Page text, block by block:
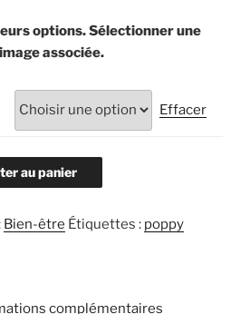
options. Sélectionner une
associée.
Effacer
au panier
Bien-être Étiquettes : poppy
complémentaires